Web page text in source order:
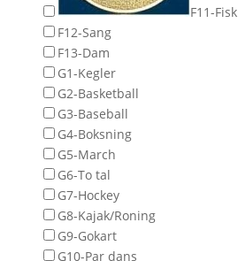
F11-Fisk
F12-Sang
F13-Dam
G1-Kegler
G2-Basketball
G3-Baseball
G4-Boksning
G5-March
G6-To tal
G7-Hockey
G8-Kajak/Roning
G9-Gokart
G10-Par dans